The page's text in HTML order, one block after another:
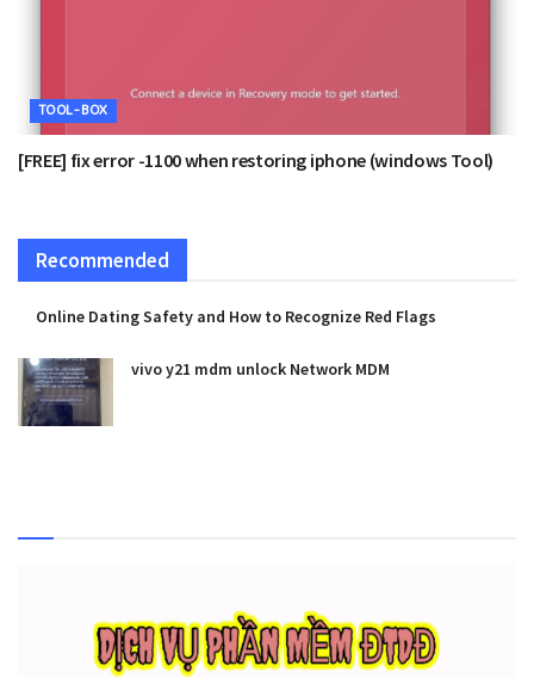
TOOL-BOX
[FREE] fix error -1100 when restoring iphone (windows Tool)
Recommended
Online Dating Safety and How to Recognize Red Flags
vivo y21 mdm unlock Network MDM